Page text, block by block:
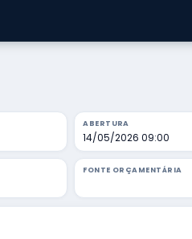
ABERTURA
14/05/2026 09:00
FONTE ORÇAMENTÁRIA